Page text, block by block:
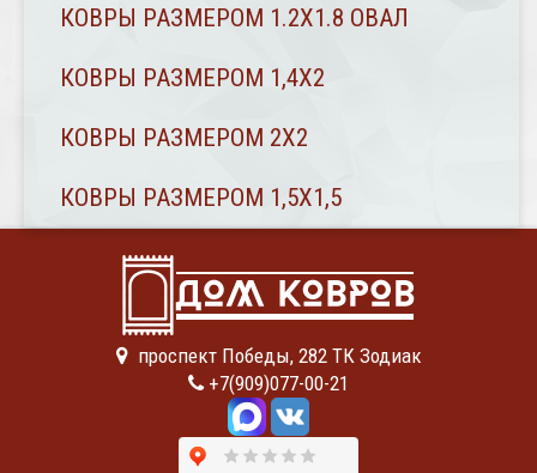
КОВРЫ РАЗМЕРОМ 1.2Х1.8 ОВАЛ
КОВРЫ РАЗМЕРОМ 1,4Х2
КОВРЫ РАЗМЕРОМ 2Х2
КОВРЫ РАЗМЕРОМ 1,5Х1,5
проспект Победы, 282 ТК Зодиак
+7(909)077-00-21